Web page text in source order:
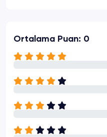
Ortalama Puan: 0